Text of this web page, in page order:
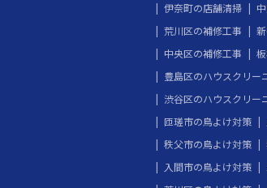
伊奈町の店舗清掃
荒川区の補修工事
中央区の補修工事
豊島区のハウスクリー
渋谷区のハウスクリー
匝瑳市の鳥よけ対策
秩父市の鳥よけ対策
入間市の鳥よけ対策